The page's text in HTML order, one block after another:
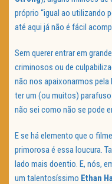
próprio “igual ao utilizando
até aqui já não é fácil
Sem querer entrar em
criminosos ou de
não nos apaixonarmos pela
ter um (ou muitos)
não sei como não se pode
E se há elemento que o
primorosa é essa loucura.
lado mais doentio. E, nós,
um talentosíssimo Ethan